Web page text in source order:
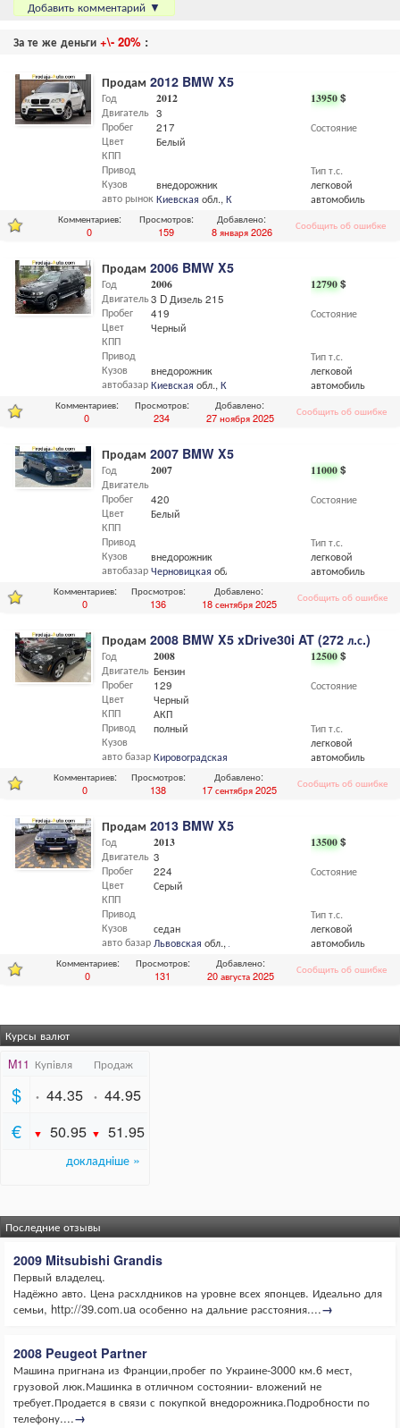
Добавить комментарий ▼
За те же деньги +\- 20% :
Продам 2012 BMW X5
13950$
Состояние
Тип т.с.
легковой
автомобиль
Год
Двигатель
Пробег
Цвет
КПП
Привод
Кузов
авто рынок
2012
3
217
Белый
внедорожник
Киевская обл.,Киев
Комментариев:
0
Просмотров:
159
Добавлено:
8 января 2026
Сообщить об ошибке
Продам 2006 BMW X5
12790$
Состояние
Тип т.с.
легковой
автомобиль
Год
Двигатель
Пробег
Цвет
КПП
Привод
Кузов
автобазар
2006
3 D Дизель 215 л.с
419
Черный
внедорожник
Киевская обл.,Киев
Комментариев:
0
Просмотров:
234
Добавлено:
27 ноября 2025
Сообщить об ошибке
Продам 2007 BMW X5
11000$
Состояние
Тип т.с.
легковой
автомобиль
Год
Двигатель
Пробег
Цвет
КПП
Привод
Кузов
автобазар
2007
420
Белый
внедорожник
Черновицкая обл.,
Комментариев:
0
Просмотров:
136
Добавлено:
18 сентября 2025
Сообщить об ошибке
Продам 2008 BMW X5 xDrive30i AT (272 л.с.)
12500$
Состояние
Тип т.с.
легковой
автомобиль
Год
Двигатель
Пробег
Цвет
КПП
Привод
Кузов
авто базар
2008
Бензин
129
Черный
АКП
полный
Кировоградская
Комментариев:
0
Просмотров:
138
Добавлено:
17 сентября 2025
Сообщить об ошибке
Продам 2013 BMW X5
13500$
Состояние
Тип т.с.
легковой
автомобиль
Год
Двигатель
Пробег
Цвет
КПП
Привод
Кузов
авто базар
2013
3
224
Серый
седан
Львовская обл.,Львов
Комментариев:
0
Просмотров:
131
Добавлено:
20 августа 2025
Сообщить об ошибке
Курсы валют
Последние отзывы
2009 Mitsubishi Grandis
Первый владелец.
Надёжно авто. Цена расхлдников на уровне всех японцев. Идеально для
семьи, http://39.com.ua особенно на дальние расстояния....→
2008 Peugeot Partner
Машина пригнана из Франции,пробег по Украине-3000 км.6 мест,
грузовой люк.Машинка в отличном состоянии- вложений не
требует.Продается в связи с покупкой внедорожника.Подробности по
телефону....→